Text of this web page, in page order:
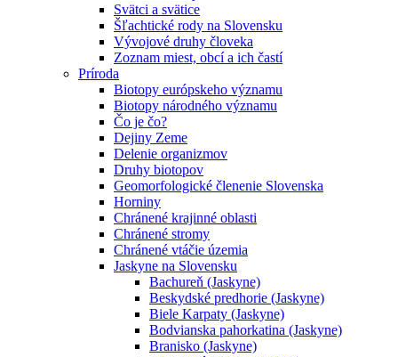
Svätci a svätice
Šľachtické rody na Slovensku
Vývojové druhy človeka
Zoznam miest, obcí a ich častí
Príroda
Biotopy európskeho významu
Biotopy národného významu
Čo je čo?
Dejiny Zeme
Delenie organizmov
Druhy biotopov
Geomorfologické členenie Slovenska
Horniny
Chránené krajinné oblasti
Chránené stromy
Chránené vtáčie územia
Jaskyne na Slovensku
Bachureň (Jaskyne)
Beskydské predhorie (Jaskyne)
Biele Karpaty (Jaskyne)
Bodvianska pahorkatina (Jaskyne)
Branisko (Jaskyne)